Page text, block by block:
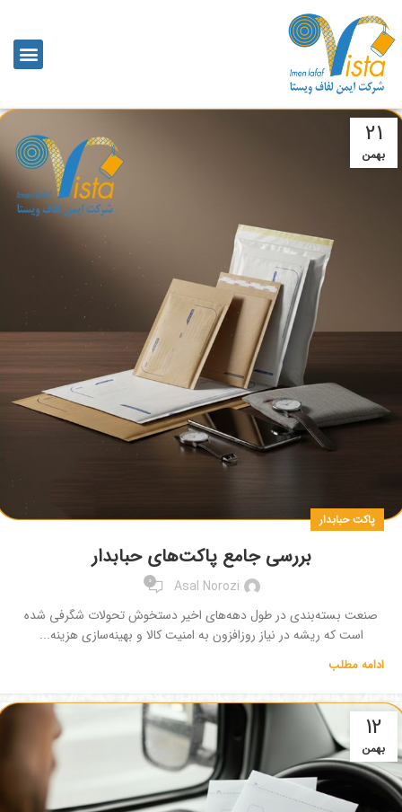
21
بهمن
پاکت حبابدار
بررسی جامع پاکت‌های حبابدار
Asal Norozi
0
صنعت بسته‌بندی در طول دهه‌های اخیر دستخوش تحولات شگرفی شده
است که ریشه در نیاز روزافزون به امنیت کالا و بهینه‌سازی هزینه...
ادامه مطلب
12
بهمن